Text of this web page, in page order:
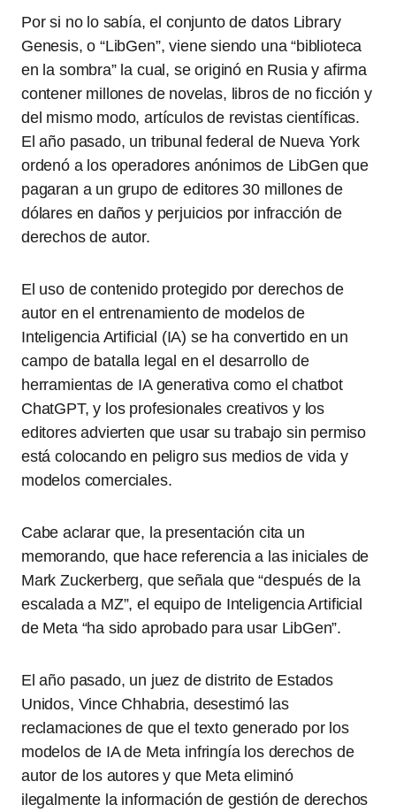
Por si no lo sabía, el conjunto de datos Library
Genesis, o “LibGen”, viene siendo una “biblioteca
en la sombra” la cual, se originó en Rusia y afirma
contener millones de novelas, libros de no ficción y
del mismo modo, artículos de revistas científicas.
El año pasado, un tribunal federal de Nueva York
ordenó a los operadores anónimos de LibGen que
pagaran a un grupo de editores 30 millones de
dólares en daños y perjuicios por infracción de
derechos de autor.
El uso de contenido protegido por derechos de
autor en el entrenamiento de modelos de
Inteligencia Artificial (IA) se ha convertido en un
campo de batalla legal en el desarrollo de
herramientas de IA generativa como el chatbot
ChatGPT, y los profesionales creativos y los
editores advierten que usar su trabajo sin permiso
está colocando en peligro sus medios de vida y
modelos comerciales.
Cabe aclarar que, la presentación cita un
memorando, que hace referencia a las iniciales de
Mark Zuckerberg, que señala que “después de la
escalada a MZ”, el equipo de Inteligencia Artificial
de Meta “ha sido aprobado para usar LibGen”.
El año pasado, un juez de distrito de Estados
Unidos, Vince Chhabria, desestimó las
reclamaciones de que el texto generado por los
modelos de IA de Meta infringía los derechos de
autor de los autores y que Meta eliminó
ilegalmente la información de gestión de derechos